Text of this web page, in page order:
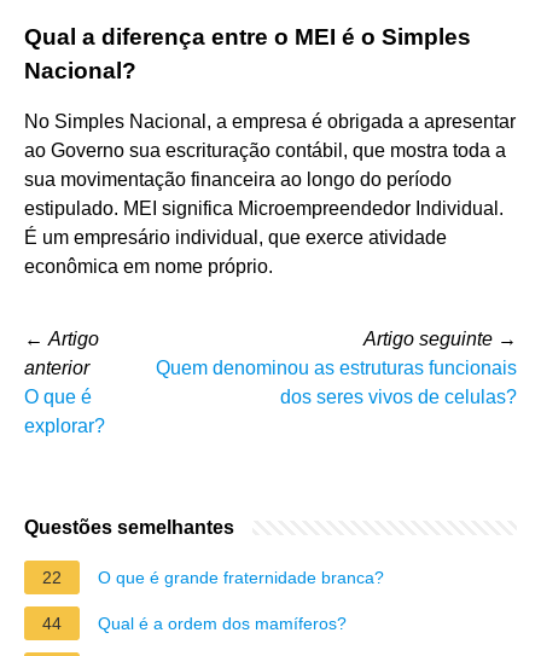
Qual a diferença entre o MEI é o Simples
Nacional?
No Simples Nacional, a empresa é obrigada a apresentar
ao Governo sua escrituração contábil, que mostra toda a
sua movimentação financeira ao longo do período
estipulado. MEI significa Microempreendedor Individual.
É um empresário individual, que exerce atividade
econômica em nome próprio.
← Artigo
anterior
O que é
explorar?
Artigo seguinte →
Quem denominou as estruturas funcionais
dos seres vivos de celulas?
Questões semelhantes
22 O que é grande fraternidade branca?
44 Qual é a ordem dos mamíferos?